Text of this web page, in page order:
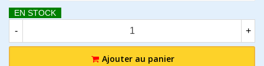
EN STOCK
- +
Ajouter au panier